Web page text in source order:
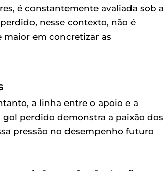
é constantemente avaliada sob a
nesse contexto, não é
em concretizar as
a linha entre o apoio e a
gol perdido demonstra a paixão dos
pressão no desempenho futuro